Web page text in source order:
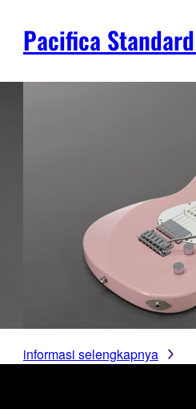
Pacifica
informasi selengkapnya